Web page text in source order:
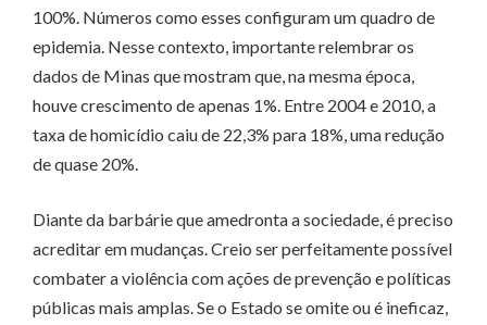
100%. Números como esses configuram um quadro de
epidemia. Nesse contexto, importante relembrar os
dados de Minas que mostram que, na mesma época,
houve crescimento de apenas 1%. Entre 2004 e 2010, a
taxa de homicídio caiu de 22,3% para 18%, uma redução
de quase 20%.
Diante da barbárie que amedronta a sociedade, é preciso
acreditar em mudanças. Creio ser perfeitamente possível
combater a violência com ações de prevenção e políticas
públicas mais amplas. Se o Estado se omite ou é ineficaz,